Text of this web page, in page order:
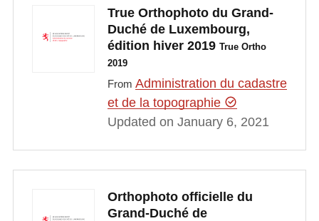
True Orthophoto du Grand-
Duché de Luxembourg,
édition hiver 2019 True Ortho
2019
From Administration du cadastre
et de la topographie
Updated on January 6, 2021
Orthophoto officielle du
Grand-Duché de